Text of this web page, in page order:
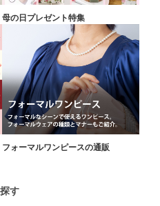
母の日プレゼント特集
フォーマルワンピースの通販
す